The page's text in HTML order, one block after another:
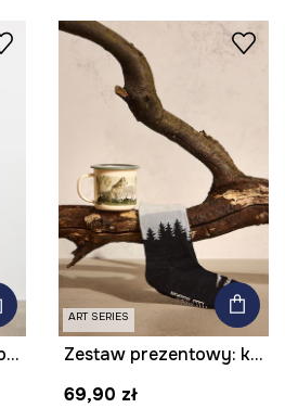
Szorty chino męskie bawełniane
ART SERIES
Zestaw prezentowy: kubek i skarpetki z kolekcji Bieszczadzki Park Narodowy x Medicine
69,90 zł